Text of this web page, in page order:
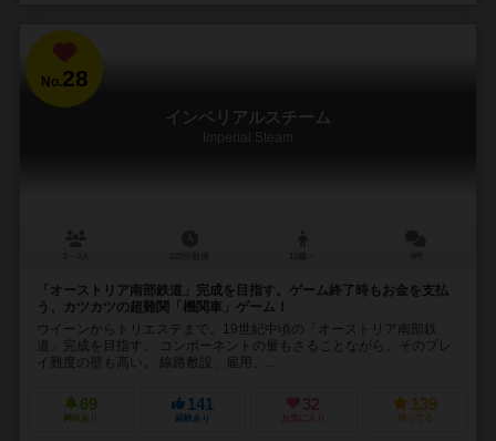
No.28
インペリアルスチーム
Imperial Steam
「オーストリア南部鉄道」完成を目指す。ゲーム終了時もお金を支払
う、カツカツの超難関「機関車」ゲーム！
ウイーンからトリエステまで。19世紀中頃の「オーストリア南部鉄
道」完成を目指す。 コンポーネントの量もさることながら、そのプレ
イ難度の壁も高い。 線路敷設、雇用、...
69
興味あり
141
経験あり
32
お気に入り
139
持ってる